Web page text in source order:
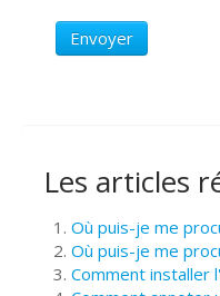
Envoyer
Les articles
Où puis-je me
Où puis-je me
Comment installer